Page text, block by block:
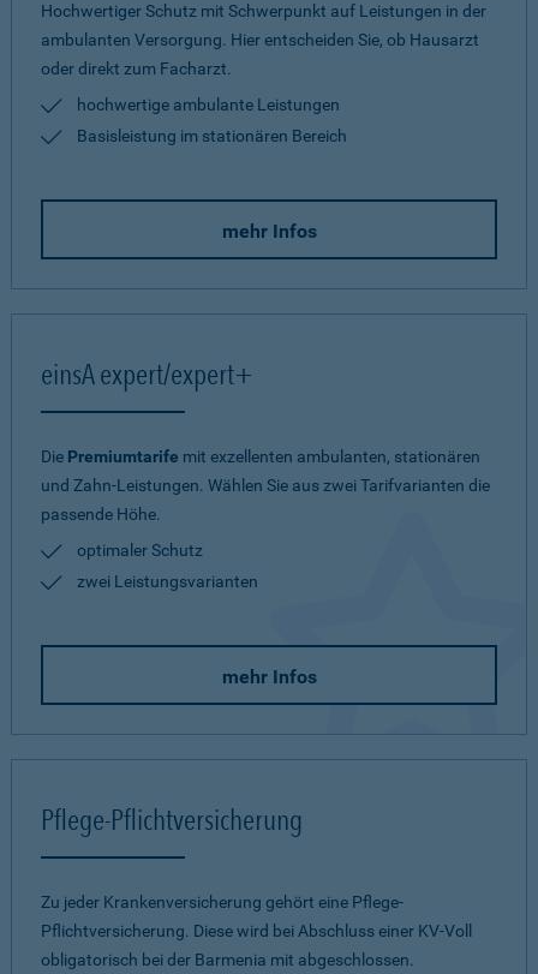
Hochwertiger Schutz mit Schwerpunkt auf Leistungen in der
ambulanten Versorgung. Hier entscheiden Sie, ob Hausarzt
oder direkt zum Facharzt.
hochwertige ambulante Leistungen
Basisleistung im stationären Bereich
mehr Infos
einsA expert/expert+
Die Premiumtarife mit exzellenten ambulanten, stationären
und Zahn-Leistungen. Wählen Sie aus zwei Tarifvarianten die
passende Höhe.
optimaler Schutz
zwei Leistungsvarianten
mehr Infos
Pflege-Pflichtversicherung
Zu jeder Krankenversicherung gehört eine Pflege-
Pflichtversicherung. Diese wird bei Abschluss einer KV-Voll
obligatorisch bei der Barmenia mit abgeschlossen.